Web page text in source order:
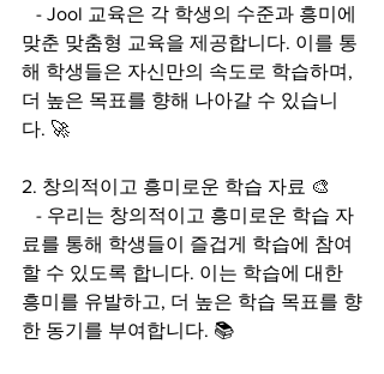
맞춘 맞춤형 교육을 제공합니다. 이를 통
해 학생들은 자신만의 속도로 학습하며,
더 높은 목표를 향해 나아갈 수 있습니
다. 🚀
2. 창의적이고 흥미로운 학습 자료 🎨
료를 통해 학생들이 즐겁게 학습에 참여
할 수 있도록 합니다. 이는 학습에 대한
흥미를 유발하고, 더 높은 학습 목표를 향
한 동기를 부여합니다. 📚